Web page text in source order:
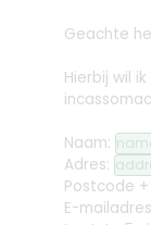
Geachte
Hierbij wil
Naam:
Adres:
Postcode
E-